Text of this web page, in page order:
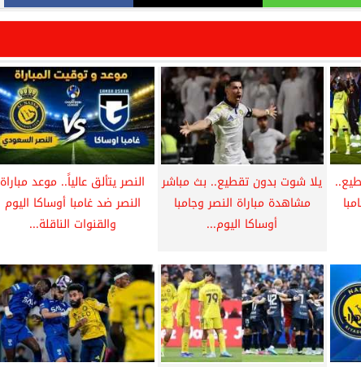
يلا شوت بدون تقطيع.. بث مباشر
مشاهدة مباراة النصر وجامبا
أوساكا اليوم...
النصر يتألق عالياً.. موعد مباراة
النصر ضد غامبا أوساكا اليوم
والقنوات الناقلة...